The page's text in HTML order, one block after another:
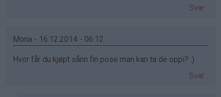
Svar
Mona - 16.12.2014 - 06:12
Hvor får du kjøpt sånn fin pose man kan ta de oppi? :)
Svar